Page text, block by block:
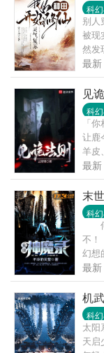
感恩
振翅
皇
恩我
报答
从
是神
科
别人
被现
然发
的灵
于是
把
——“
最新
见
科
「
让鹿
羊皮
活人
的入
只有
给予
的列
最新
末
科
何
不
幻想
日！
盛
形，
切，
世
第四
最新
机
科
太
天启